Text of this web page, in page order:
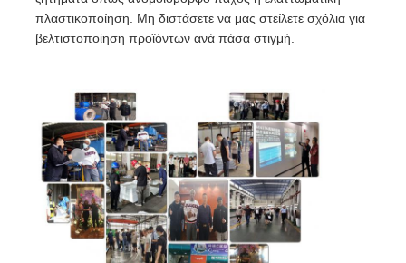
πλαστικοποίηση. Μη διστάσετε να μας στείλετε σχόλια για
βελτιστοποίηση προϊόντων ανά πάσα στιγμή.